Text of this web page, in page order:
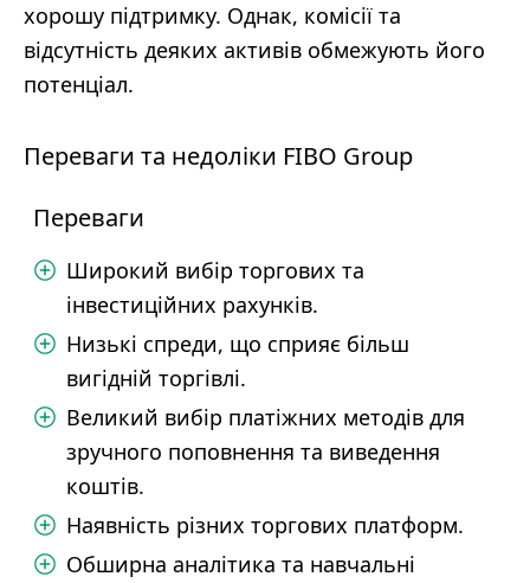
хорошу підтримку. Однак, комісії та
відсутність деяких активів обмежують його
потенціал.
Переваги та недоліки FIBO Group
Переваги
Широкий вибір торгових та
інвестиційних рахунків.
Низькі спреди, що сприяє більш
вигідній торгівлі.
Великий вибір платіжних методів для
зручного поповнення та виведення
коштів.
Наявність різних торгових платформ.
Обширна аналітика та навчальні